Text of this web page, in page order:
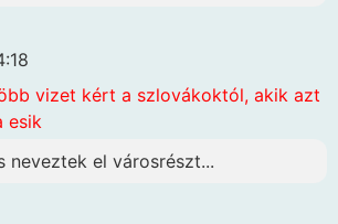
vizet kért a szlovákoktól, akik azt
esik
neveztek el városrészt...